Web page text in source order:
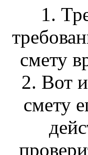
1.
смету
2. Вот
смету